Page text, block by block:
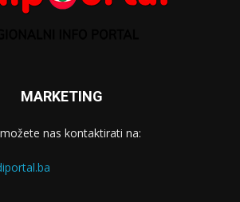
MARKETING
nas kontaktirati na: